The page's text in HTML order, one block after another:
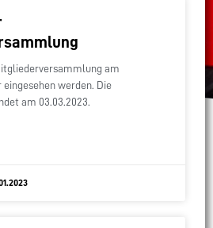
am
eingesehen werden. Die
am 03.03.2023.